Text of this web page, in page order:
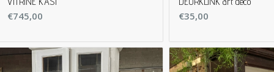
€745,00 €35,00